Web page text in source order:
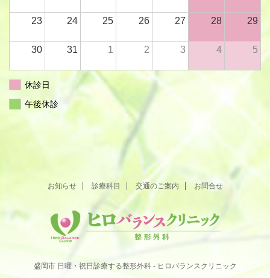
23 24 25 26 27 28 29
30 31 1 2 3 4 5
休診日
午後休診
お知らせ 診療科目 交通のご案内 お問合せ
盛岡市 日曜・祝日診療する整形外科 - ヒロバランスクリニック